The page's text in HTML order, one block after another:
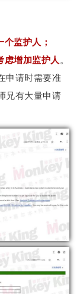
监护人；
虑增加监护人 。
申请时需要准
兄有大量申请